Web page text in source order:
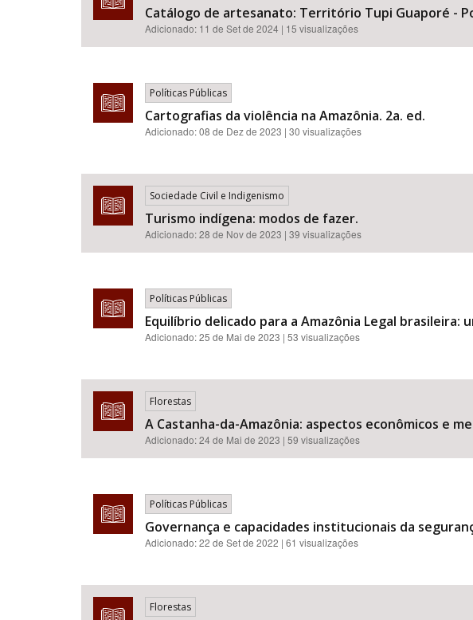
Catálogo de artesanato: Território Tupi Guaporé -
Adicionado: 11 de Set de 2024 | 15 visualizações
Políticas Públicas
Cartografias da violência na Amazônia. 2a. ed.
Adicionado:08 de Dez de 2023 | 30 visualizações
Sociedade Civil e Indigenismo
Turismo indígena: modos de fazer.
Adicionado:28 de Nov de 2023 | 39 visualizações
Políticas Públicas
Equilíbrio delicado para a Amazônia Legal brasileira:
Adicionado:25 de Mai de 2023 | 53 visualizações
Florestas
A Castanha-da-Amazônia: aspectos econômicos e
Adicionado:24 de Mai de 2023 | 59 visualizações
Políticas Públicas
Governança e capacidades institucionais da
Adicionado:22 de Set de 2022 | 61 visualizações
Florestas